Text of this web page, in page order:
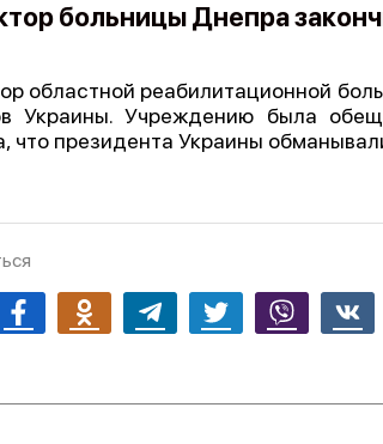
больницы Днепра
областной реабилитационной
Украины. Учреждению была
что президента Украины
FacebookOdnoklassnikiTelegram Twitter Viber